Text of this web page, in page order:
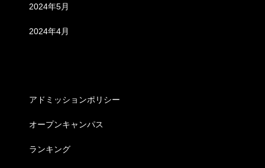
2024年5月
2024年4月
アドミッションポリシー
オープンキャンパス
ランキング